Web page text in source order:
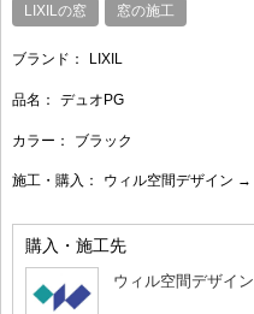
LIXILの窓 窓の施工
ブランド： LIXIL
品名： デュオPG
カラー： ブラック
施工・購入： ウィル空間デザイン →
購入・施工先
ウィル空間デザイン